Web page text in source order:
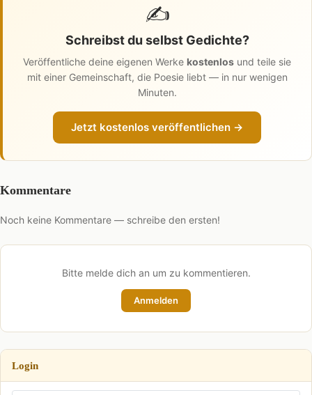
✍️
Schreibst du selbst Gedichte?
Veröffentliche deine eigenen Werke kostenlos und teile sie
mit einer Gemeinschaft, die Poesie liebt — in nur wenigen
Minuten.
Jetzt kostenlos veröffentlichen →
Kommentare
Noch keine Kommentare — schreibe den ersten!
Bitte melde dich an um zu kommentieren.
Anmelden
Login